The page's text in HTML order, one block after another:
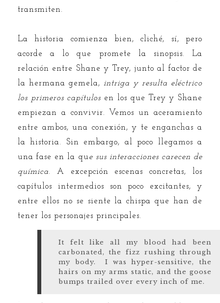
transmiten.
La historia comienza bien, cliché, sí, pero
acorde a lo que promete la sinopsis. La
relación entre Shane y Trey, junto al factor de
la hermana gemela, intriga y resulta eléctrico
los primeros capítulos en los que Trey y Shane
empiezan a convivir. Vemos un aceramiento
entre ambos, una conexión, y te enganchas a
la historia. Sin embargo, al poco llegamos a
una fase en la que sus interacciones carecen de
química. A excepción escenas concretas, los
capítulos intermedios son poco excitantes, y
entre ellos no se siente la chispa que han de
tener los personajes principales.
It felt like all my blood had been
carbonated, the fizz rushing through
my body. I was hyper-sensitive, the
hairs on my arms static, and the goose
bumps trailed over every inch of me.